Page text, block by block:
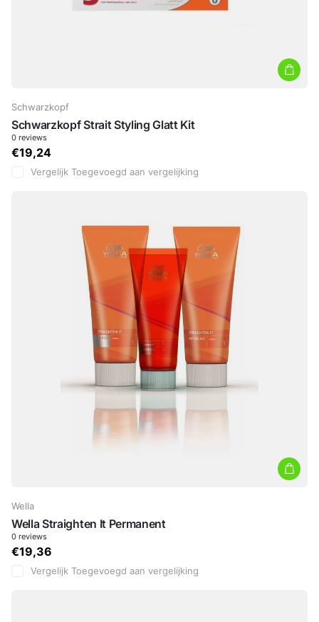
Schwarzkopf
Schwarzkopf Strait Styling Glatt Kit
0 reviews
€19,24
Vergelijk Toegevoegd aan vergelijking
Wella
Wella Straighten It Permanent
0 reviews
€19,36
Vergelijk Toegevoegd aan vergelijking